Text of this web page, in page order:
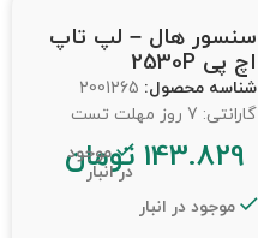
سنسور هال – لپ تاپ
اچ پی 2530P
شناسه محصول: 2001265
گارانتی: 7 روز مهلت تست
143.829 تومان
موجود
در انبار
موجود در انبار